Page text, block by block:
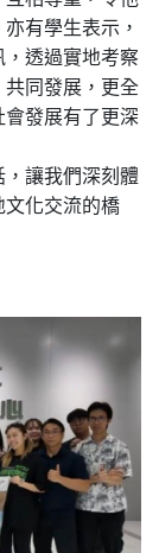
有學生表示，
透過實地考察
同發展，更全
發展有了更深
讓我們深刻體
化交流的橋